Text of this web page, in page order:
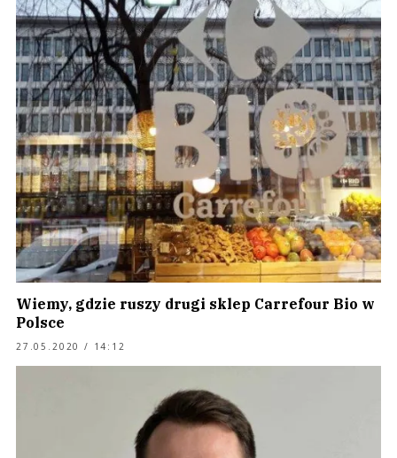
Wiemy, gdzie ruszy drugi sklep Carrefour Bio w
Polsce
27.05.2020 / 14:12